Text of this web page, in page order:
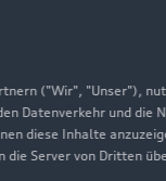
("Wir", "Unser"),
Datenverkehr und die
diese Inhalte
die Server von Dritten